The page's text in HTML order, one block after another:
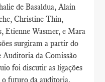
de Basaldua, Alain
Christine Thin,
Etienne Wasmer, e Mara
surgiram a partir do
Auditoria da Comissão
foi discutir as ligações
o futuro da auditoria,